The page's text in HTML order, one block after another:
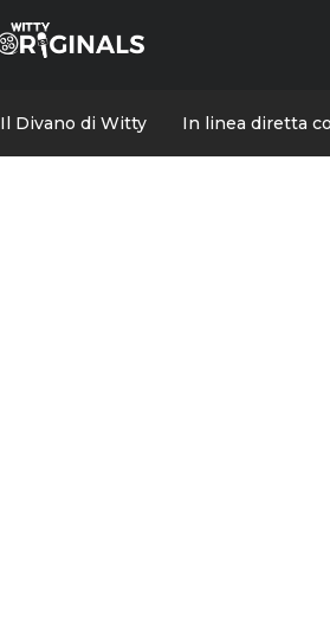
Il Divano di Witty In linea diretta